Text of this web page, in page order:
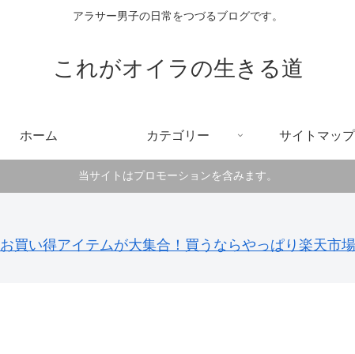
アラサー男子の日常をつづるブログです。
これがオイラの生きる道
ホーム カテゴリー サイトマップ
当サイトはプロモーションを含みます。
お買い得アイテムが大集合！買うならやっぱり楽天市場